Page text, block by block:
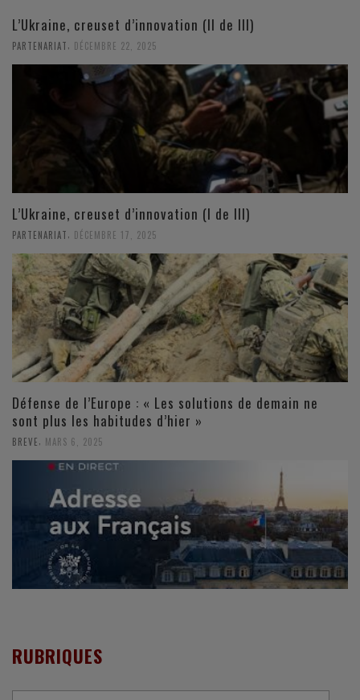
L’Ukraine, creuset d’innovation (II de III)
PARTENARIAT, DÉCEMBRE 22, 2025
L’Ukraine, creuset d’innovation (I de III)
PARTENARIAT DÉCEMBRE 17, 2025
Défense de l’Europe : « Les solutions de demain ne
sont plus les habitudes d’hier »
BREVE MARS 6, 2025
RUBRIQUES